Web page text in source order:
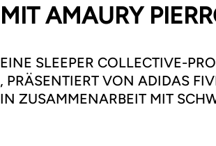
MIT AMAURY
EINE SLEEPER COLLECTIVE-
, PRÄSENTIERT VON ADIDAS
IN ZUSAMMENARBEIT MIT